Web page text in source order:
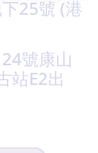
25號 (港
號康山
站E2出